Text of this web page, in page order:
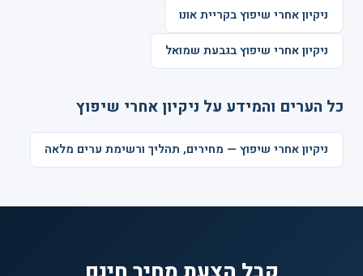
ניקיון אחרי שיפוץ בקריית אונו
ניקיון אחרי שיפוץ בגבעת שמואל
כל הערים והמידע על ניקיון אחרי שיפוץ
ניקיון אחרי שיפוץ — מחירים, תהליך ורשימת ערים מלאה